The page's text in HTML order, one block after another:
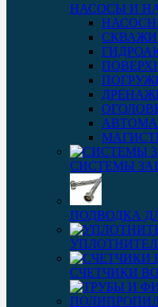
НАСОСЫ И
СИСТЕМЫ
ПОДВОДКА
СЧЕТЧИКИ